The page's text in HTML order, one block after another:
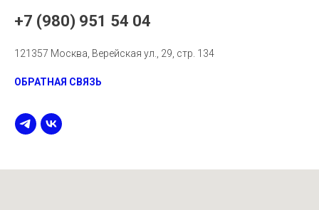
+7 (980) 951 54 04
121357 Москва, Верейская ул., 29, стр. 134
ОБРАТНАЯ СВЯЗЬ